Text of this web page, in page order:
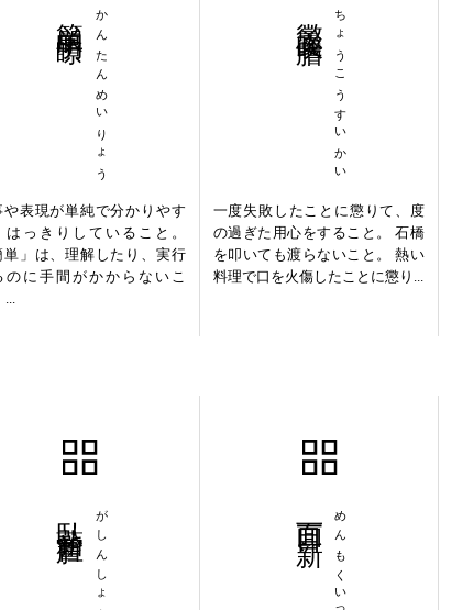
かんたんめいりょう
や表現が単純で分かりやす
はっきりしていること。
単」は、理解したり、実行
のに手間がかからないこ
...
ちょうこうすいかい
一度失敗したことに懲りて、度
の過ぎた用心をすること。 石橋
を叩いても渡らないこと。 熱い
料理で口を火傷したことに懲り...